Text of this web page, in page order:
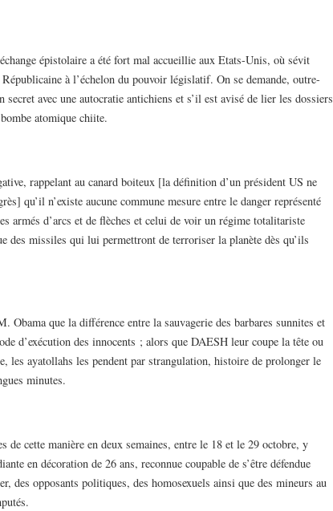
épistolaire a été fort mal accueillie aux Etats-Unis, où sévit
à l’échelon du pouvoir législatif. On se demande, outre-
avec une autocratie antichiens et s’il est avisé de lier les dossiers
atomique chiite.
rappelant au canard boiteux [la définition d’un président US ne
qu’il n’existe aucune commune mesure entre le danger représenté
armés d’arcs et de flèches et celui de voir un régime totalitariste
des missiles qui lui permettront de terroriser la planète dès qu’ils
Obama que la différence entre la sauvagerie des barbares sunnites et
d’exécution des innocents ; alors que DAESH leur coupe la tête ou
les ayatollahs les pendent par strangulation, histoire de prolonger le
minutes.
de cette manière en deux semaines, entre le 18 et le 29 octobre, y
en décoration de 26 ans, reconnue coupable de s’être défendue
des opposants politiques, des homosexuels ainsi que des mineurs au